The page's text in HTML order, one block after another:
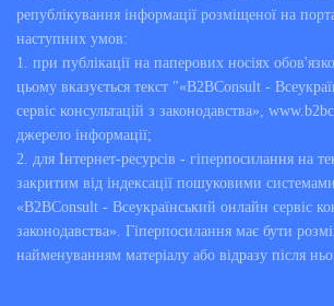
републікування інформації розміщеної на
наступних умов:
1. при публікації на паперових носіях
цьому вказується текст "«B2BConsult -
сервіс консультацій з законодавства»,
джерело інформації;
2. для Інтернет-ресурсів - гіперпосилання на
закритим від індексації пошуковими
«B2BConsult - Всеукраїнський онлайн сервіс
законодавства». Гіперпосилання має бути
найменуванням матеріалу або відразу після